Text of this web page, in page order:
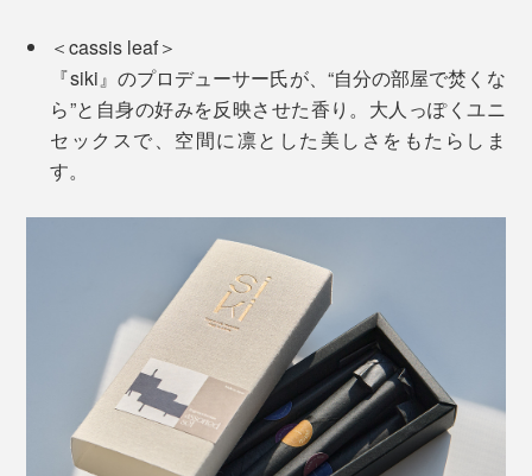
＜cassis leaf＞
『siki』のプロデューサー氏が、“自分の部屋で焚くな
ら”と自身の好みを反映させた香り。大人っぽくユニ
セックスで、空間に凛とした美しさをもたらしま
す。